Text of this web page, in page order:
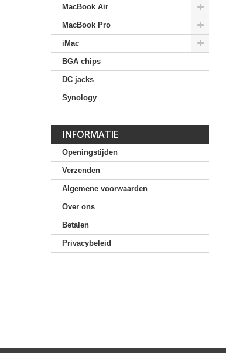
MacBook Air
MacBook Pro
iMac
BGA chips
DC jacks
Synology
INFORMATIE
Openingstijden
Verzenden
Algemene voorwaarden
Over ons
Betalen
Privacybeleid